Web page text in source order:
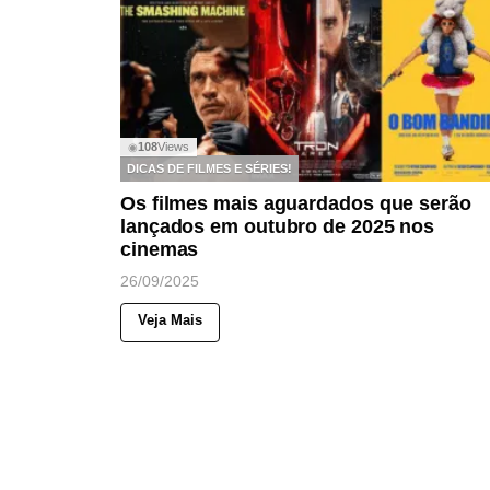
◉108Views
DICAS DE FILMES E SÉRIES!
Os filmes mais aguardados que serão
lançados em outubro de 2025 nos
cinemas
26/09/2025
Veja Mais